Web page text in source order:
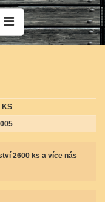
KS
2600 ks a více nás